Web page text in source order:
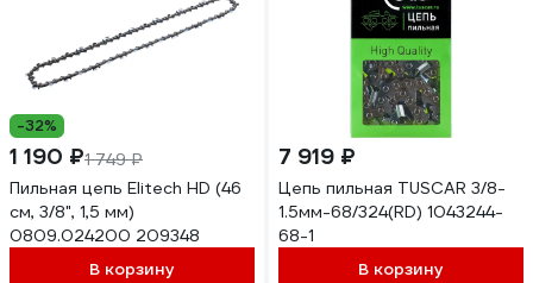
-32%
1 190 ₽1 749 ₽
Пильная цепь Elitech HD (46
см, 3/8", 1,5 мм)
0809.024200 209348
В корзину
7 919 ₽
Цепь пильная TUSCAR 3/8-
1.5мм-68/324(RD) 1043244-
68-1
В корзину